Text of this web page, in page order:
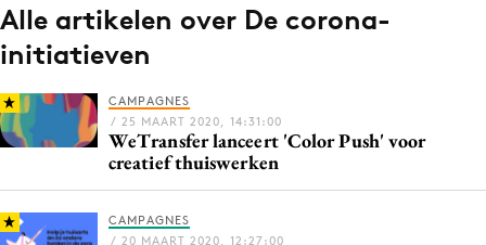
Alle artikelen over De corona-
initiatieven
CAMPAGNES
/ 25 MAART 2020, 14:31:00
WeTransfer lanceert 'Color Push' voor
creatief thuiswerken
CAMPAGNES
/ 20 MAART 2020, 12:27:00